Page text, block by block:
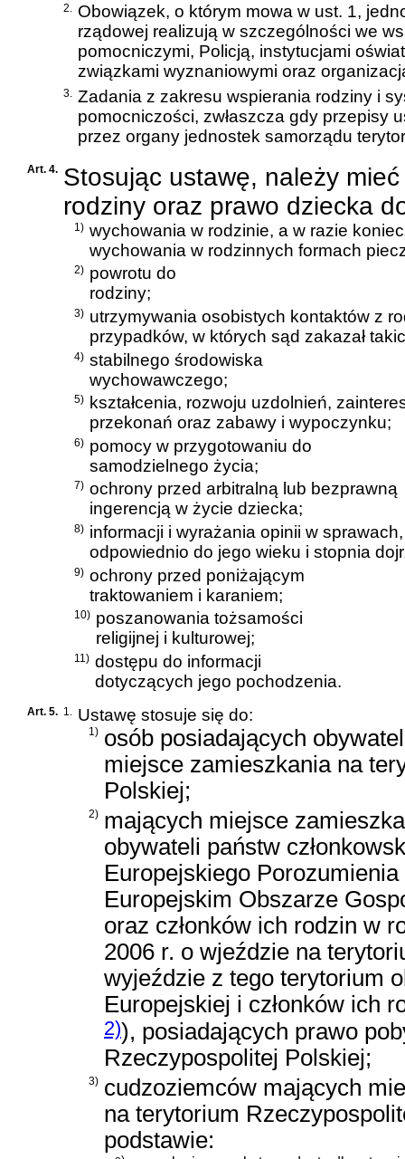
2. Obowiązek, o którym mowa w ust. 1,
rządowej realizują w szczególności we
pomocniczymi, Policją, instytucjami
związkami wyznaniowymi oraz
3. Zadania z zakresu wspierania rodziny i
pomocniczości, zwłaszcza gdy przepisy
przez organy jednostek samorządu
Art. 4. Stosując ustawę, należy
rodziny oraz prawo dziecka
1) wychowania w rodzinie, a w razie
wychowania w rodzinnych formach
2) powrotu do
rodziny;
3) utrzymywania osobistych kontaktów z
przypadków, w których sąd zakazał
4) stabilnego środowiska
wychowawczego;
5)
kształcenia, rozwoju uzdolnień,
przekonań oraz zabawy i wypoczynku;
6) pomocy w przygotowaniu do
samodzielnego życia;
7) ochrony przed arbitralną lub bezprawną
ingerencją w życie dziecka;
8) informacji i wyrażania opinii w
odpowiednio do jego wieku i stopnia
9) ochrony przed poniżającym
traktowaniem i karaniem;
10) poszanowania tożsamości
religijnej i kulturowej;
11) dostępu do informacji
dotyczących jego pochodzenia.
Art. 5. 1. Ustawę stosuje się do:
1) osób posiadających
miejsce zamieszkania na
Polskiej;
2) mających miejsce
obywateli państw
Europejskiego
Europejskim Obszarze
oraz członków ich rodzin w
2006 r. o wjeździe na
wyjeździe z tego terytorium
Europejskiej i członków ich
2)), posiadających prawo
Rzeczypospolitej Polskiej;
3) cudzoziemców mających
na terytorium
podstawie: